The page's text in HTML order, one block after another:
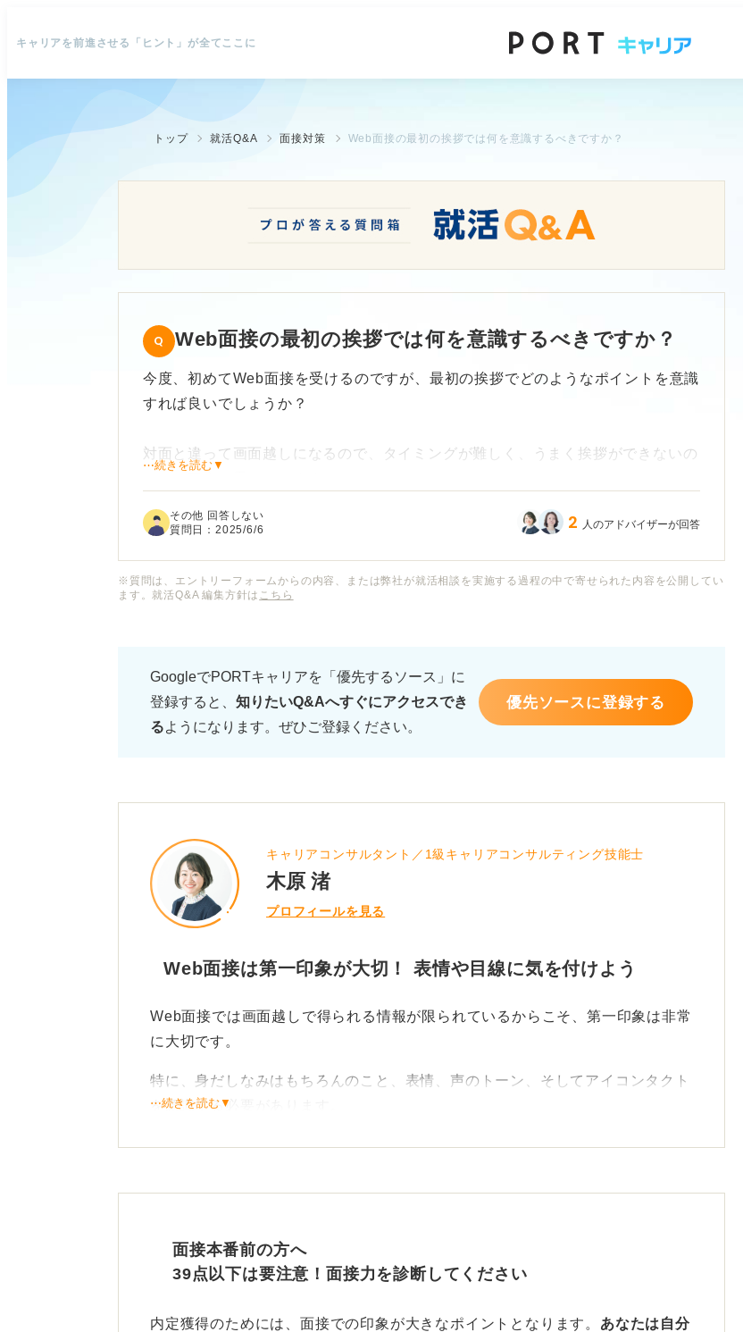
キャリアを前進させる「ヒント」が全てここに
トップ 就活Q&A 面接対策 Web面接の最初の挨拶では何を意識するべきですか？
Web面接の最初の挨拶では何を意識するべきですか？
今度、初めてWeb面接を受けるのですが、最初の挨拶でどのようなポイントを意識
すれば良いでしょうか？
対面と違って画面越しになるので、タイミングが難しく、うまく挨拶ができないの
Web面接ならではのカメラへの目線やタイミングなど、最初の挨拶で好印象を与え
⋯続きを読む▼
その他 回答しない
質問日：2025/6/6 2 人のアドバイザーが回答
※質問は、エントリーフォームからの内容、または弊社が就活相談を実施する過程の中で寄せられた内容を公開してい
ます。就活Q&A 編集方針は こちら
GoogleでPORTキャリアを「優先するソース」に
登録すると、 知りたいQ&Aへすぐにアクセスでき
るようになります。ぜひご登録ください。
優先ソースに登録する
キャリアコンサルタント／1級キャリアコンサルティング技能士
木原 渚
プロフィールを見る
Web面接は第一印象が大切！ 表情や目線に気を付けよう
Web面接では画面越しで得られる情報が限られているからこそ、第一印象は非常
に大切です。
特に、身だしなみはもちろんのこと、表情、声のトーン、そしてアイコンタクト
を意識する必要があります。
PCの画面位置とカメラの位置は異なっているため、画面を見てしまうと相手か
め、要注意です。
ラを見ることを意識しましょう。
⋯続きを読む▼
面接本番前の方へ
39点以下は要注意！面接力を診断してください
内定獲得のためには、面接での印象が大きなポイントとなります。 あなたは自分